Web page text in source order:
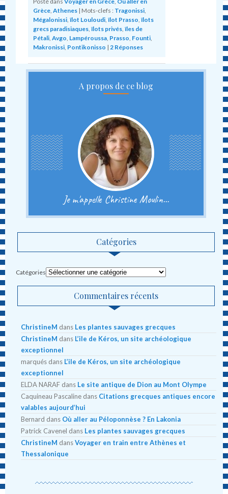
Grèce,Athenes | Mots-clefs : Tragonissi,
Mégalonissi,îlot Louloudi,îlot Prasso,îlots
grecs paradisiaques,îlots privés,îles de
Pétali,Avgo, Lampéroussa, Prasso, Founti,
Makronissi, Pontikonisso |2 Réponses
A propos de ce blog
Je m'appelle Christine Moulin...
Catégories
Catégories
Commentaires récents
ChristineM dans Les plantes sauvages grecques
ChristineM dans L’ile de Kéros, un site archéologique
exceptionnel
marqués dans L’ile de Kéros, un site archéologique
exceptionnel
ELDA NARAF dans Le site antique de Dion au Mont Olympe
Caquineau Pascaline dans Citations grecques antiques encore
valables aujourd’hui
Bernard dans Où aller au Péloponnèse ? En Lakonia
Patrick Cavenel dans Les plantes sauvages grecques
ChristineM dansVoyager en train entre Athènes et
Thessalonique